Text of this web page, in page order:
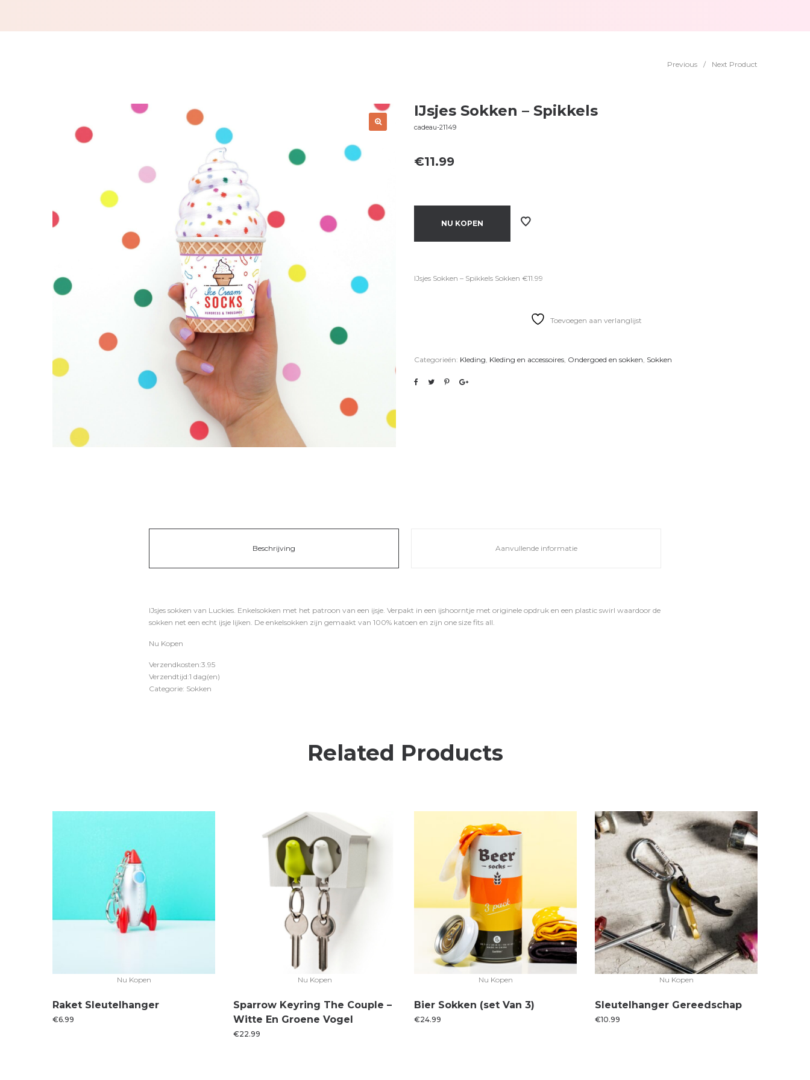
Previous / Next Product
IJsjes Sokken – Spikkels
cadeau-21149
€11.99
NU KOPEN
IJsjes Sokken – Spikkels Sokken €11.99
Toevoegen aan verlanglijst
Categorieën: Kleding, Kleding en accessoires, Ondergoed en sokken, Sokken
Beschrijving Aanvullende informatie
IJsjes sokken van Luckies. Enkelsokken met het patroon van een ijsje. Verpakt in een ijshoorntje met originele opdruk en een plastic swirl waardoor de
sokken net een echt ijsje lijken. De enkelsokken zijn gemaakt van 100% katoen en zijn one size fits all.
Nu Kopen
Verzendkosten:3.95
Verzendtijd:1 dag(en)
Categorie: Sokken
Related Products
Nu Kopen
Raket Sleutelhanger
€6.99
Nu Kopen
Sparrow Keyring The Couple –
Witte En Groene Vogel
€22.99
Nu Kopen
Bier Sokken (set Van 3)
€24.99
Nu Kopen
Sleutelhanger Gereedschap
€10.99